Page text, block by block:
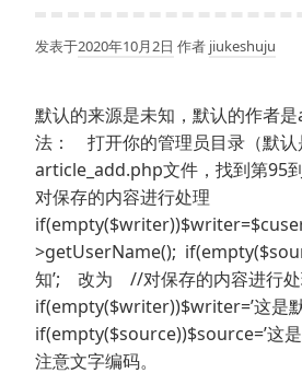
发表于2020年10月2日 作者 jiukeshuju
默认的来源是未知，默认的作者
法： 打开你的管理员目录（默认
article_add.php文件，找到第95
对保存的内容进行处理
>getUserName();
知’; 改为 //对保存的内容进行
if(empty($writer))$writer=’这是
if(empty($source))$source=’这
注意文字编码。